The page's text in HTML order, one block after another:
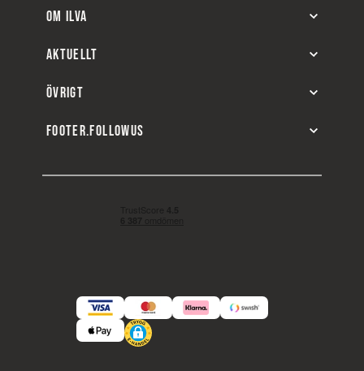
OM ILVA
AKTUELLT
ÖVRIGT
FOOTER.FOLLOWUS